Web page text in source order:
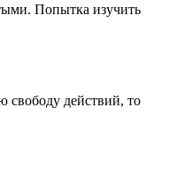
Попытка изучить
свободу действий, то